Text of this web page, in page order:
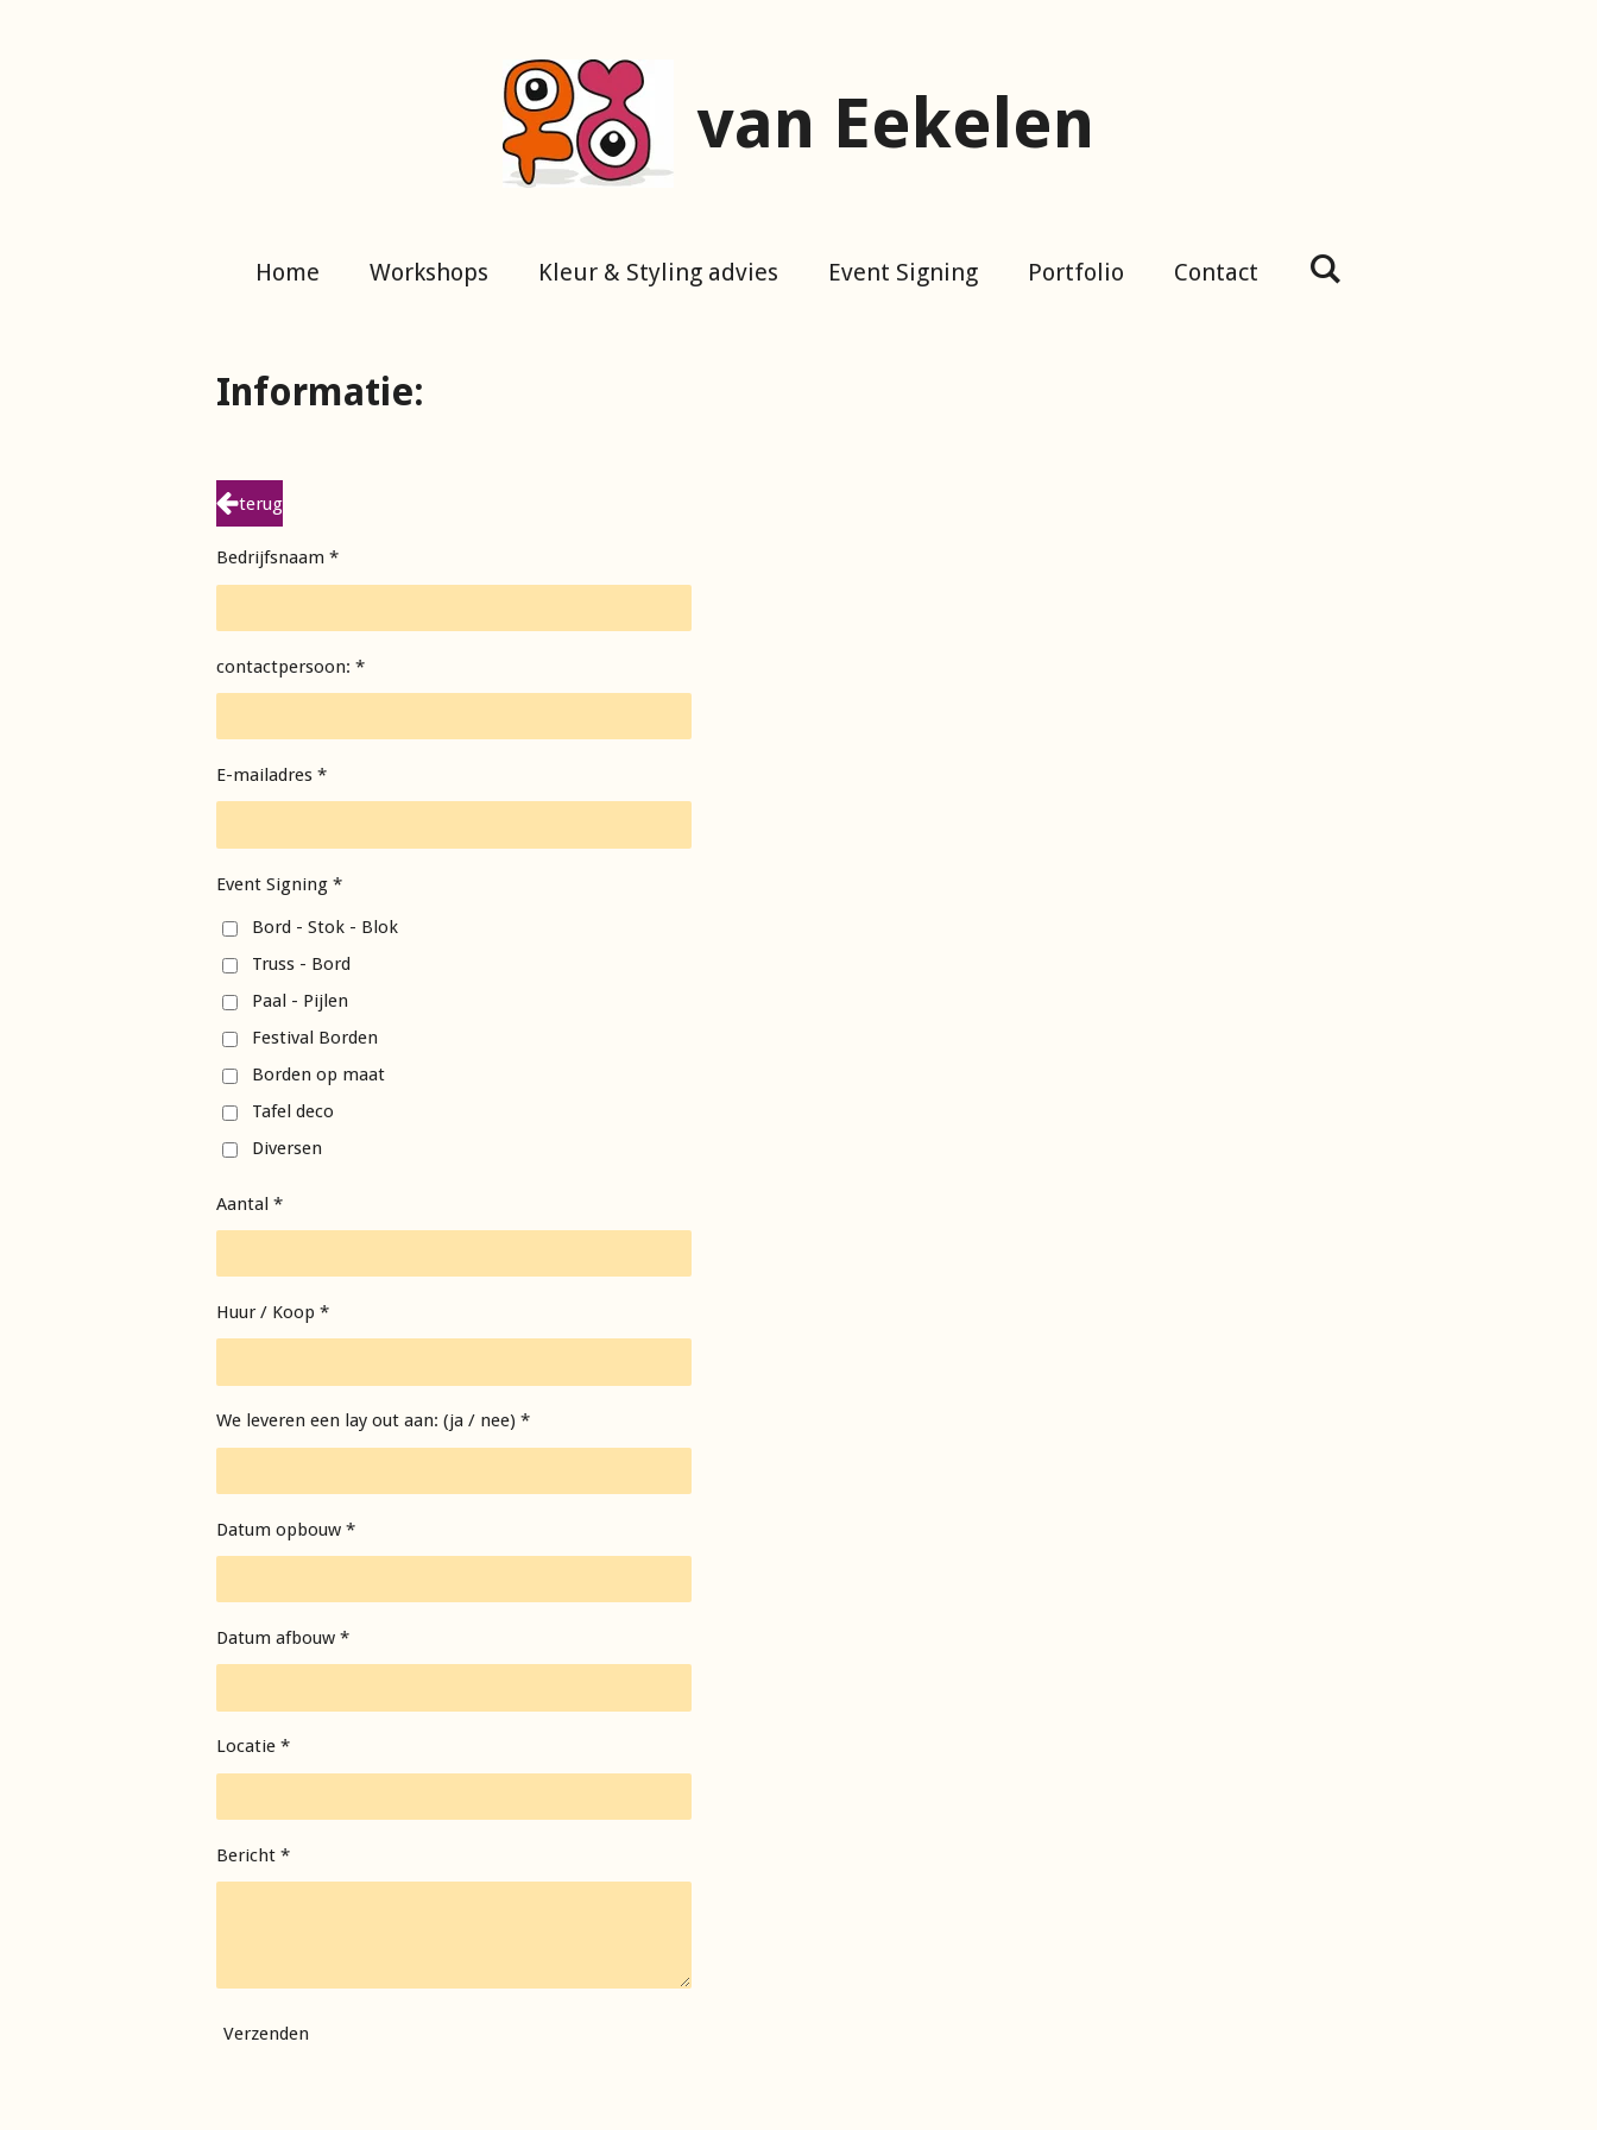
van Eekelen
Home Workshops Kleur & Styling advies Event Signing Portfolio Contact
Informatie:
terug
Bedrijfsnaam *
contactpersoon: *
E-mailadres *
Event Signing *
Bord - Stok - Blok
Truss - Bord
Paal - Pijlen
Festival Borden
Borden op maat
Tafel deco
Diversen
Aantal *
Huur / Koop *
We leveren een lay out aan: (ja / nee) *
Datum opbouw *
Datum afbouw *
Locatie *
Bericht *
Verzenden